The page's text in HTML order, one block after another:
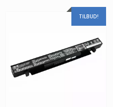
TILBUD!